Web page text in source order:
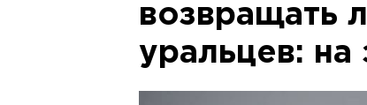
возвращать
уральцев: на